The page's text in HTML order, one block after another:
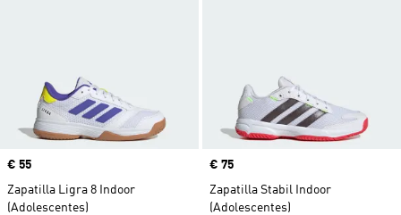
Precio
€ 55
Zapatilla Ligra 8 Indoor
(Adolescentes)
Precio
€ 75
Zapatilla Stabil Indoor
(Adolescentes)